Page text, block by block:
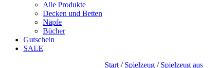
Alle Produkte
Decken und Betten
Näpfe
Bücher
Gutschein
SALE
Start / Spielzeug / Spielzeug aus